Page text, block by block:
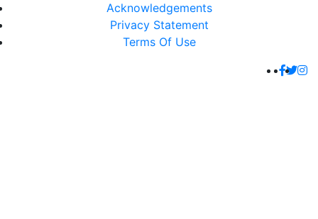
Acknowledgements
Privacy Statement
Terms Of Use